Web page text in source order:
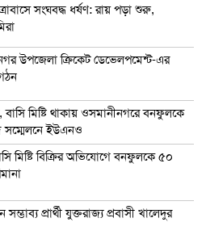
সংঘবদ্ধ ধর্ষণ: রায় পড়া শুরু,
উপজেলা ক্রিকেট ডেভেলপমেন্ট-এর
মিষ্টি থাকায় ওসমানীনগরে বনফুলকে
সম্মেলনে ইউএনও
মিষ্টি বিক্রির অভিযোগে বনফুলকে ৫০
প্রার্থী যুক্তরাজ্য প্রবাসী খালেদুর